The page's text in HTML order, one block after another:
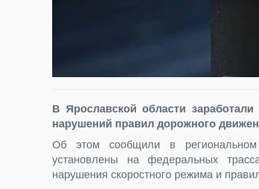
В Ярославской области
нарушений правил дорожного
Об этом сообщили в региональном
установлены на федеральных
нарушения скоростного режима и